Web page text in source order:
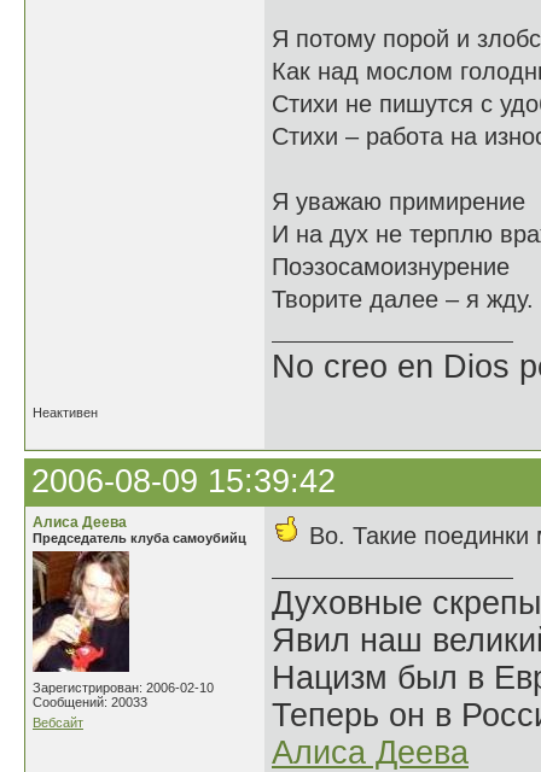
Я потому порой и
Как над мослом
Стихи не пишутся с
Стихи – работа на
Я уважаю примирение
И на дух не терплю
Поэзосамоизнурение
Творите далее – я жду.
No creo en Dios
Неактивен
2006-08-09 15:39:42
Алиса Деева
Председатель клуба самоубийц
Зарегистрирован: 2006-02-10
Сообщений: 20033
Вебсайт
Во. Такие
Духовные
Явил наш
Нацизм был в
Теперь он в
Алиса Деева